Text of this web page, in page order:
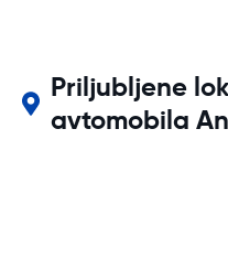
Priljubljene
avtomobila